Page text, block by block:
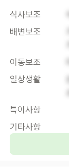
식사보조
배변보조
이동보조
일상생활
특이사항
기타사항